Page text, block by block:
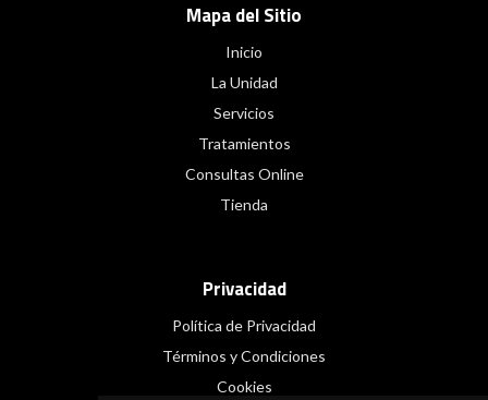
Mapa del Sitio
Inicio
La Unidad
Servicios
Tratamientos
Consultas Online
Tienda
Privacidad
Política de Privacidad
Términos y Condiciones
Cookies